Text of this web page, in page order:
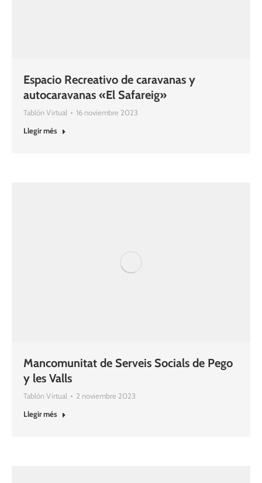
Espacio Recreativo de caravanas y
autocaravanas «El Safareig»
Tablón Virtual
16 noviembre 2023
Llegir més
Mancomunitat de Serveis Socials de Pego
y les Valls
Tablón Virtual
2 noviembre 2023
Llegir més